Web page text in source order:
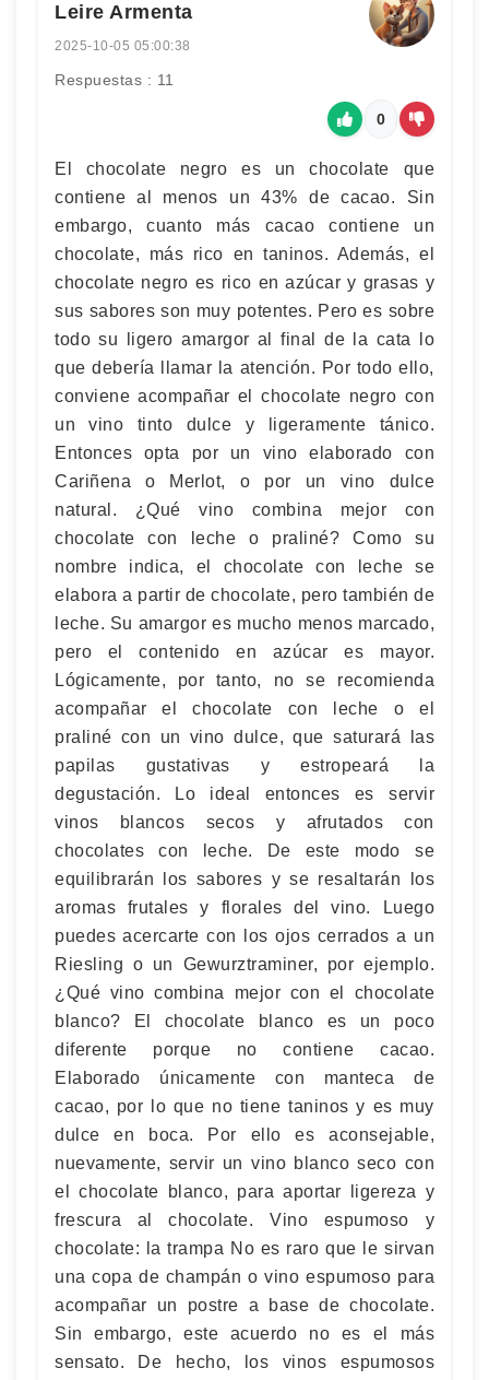
Leire Armenta
2025-10-05 05:00:38
Respuestas : 11
0
El chocolate negro es un chocolate que
contiene al menos un 43% de cacao. Sin
embargo, cuanto más cacao contiene un
chocolate, más rico en taninos. Además, el
chocolate negro es rico en azúcar y grasas y
sus sabores son muy potentes. Pero es sobre
todo su ligero amargor al final de la cata lo
que debería llamar la atención. Por todo ello,
conviene acompañar el chocolate negro con
un vino tinto dulce y ligeramente tánico.
Entonces opta por un vino elaborado con
Cariñena o Merlot, o por un vino dulce
natural. ¿Qué vino combina mejor con
chocolate con leche o praliné? Como su
nombre indica, el chocolate con leche se
elabora a partir de chocolate, pero también de
leche. Su amargor es mucho menos marcado,
pero el contenido en azúcar es mayor.
Lógicamente, por tanto, no se recomienda
acompañar el chocolate con leche o el
praliné con un vino dulce, que saturará las
papilas gustativas y estropeará la
degustación. Lo ideal entonces es servir
vinos blancos secos y afrutados con
chocolates con leche. De este modo se
equilibrarán los sabores y se resaltarán los
aromas frutales y florales del vino. Luego
puedes acercarte con los ojos cerrados a un
Riesling o un Gewurztraminer, por ejemplo.
¿Qué vino combina mejor con el chocolate
blanco? El chocolate blanco es un poco
diferente porque no contiene cacao.
Elaborado únicamente con manteca de
cacao, por lo que no tiene taninos y es muy
dulce en boca. Por ello es aconsejable,
nuevamente, servir un vino blanco seco con
el chocolate blanco, para aportar ligereza y
frescura al chocolate. Vino espumoso y
chocolate: la trampa No es raro que le sirvan
una copa de champán o vino espumoso para
acompañar un postre a base de chocolate.
Sin embargo, este acuerdo no es el más
sensato. De hecho, los vinos espumosos